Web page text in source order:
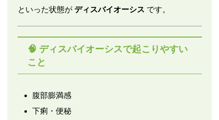
といった状態が ディスバイオーシス です。
🧠 ディスバイオーシスで起こりやすい
こと
腹部膨満感
下痢・便秘